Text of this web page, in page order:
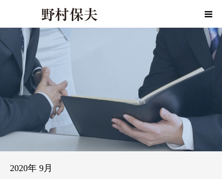
2020年 9月
HOME
プロフィール
政策
活動報告